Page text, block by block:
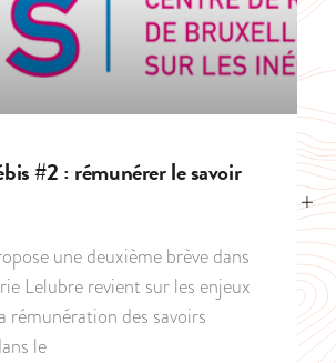
#2 : rémunérer le savoir
une deuxième brève dans
Lelubre revient sur les enjeux
rémunération des savoirs
le